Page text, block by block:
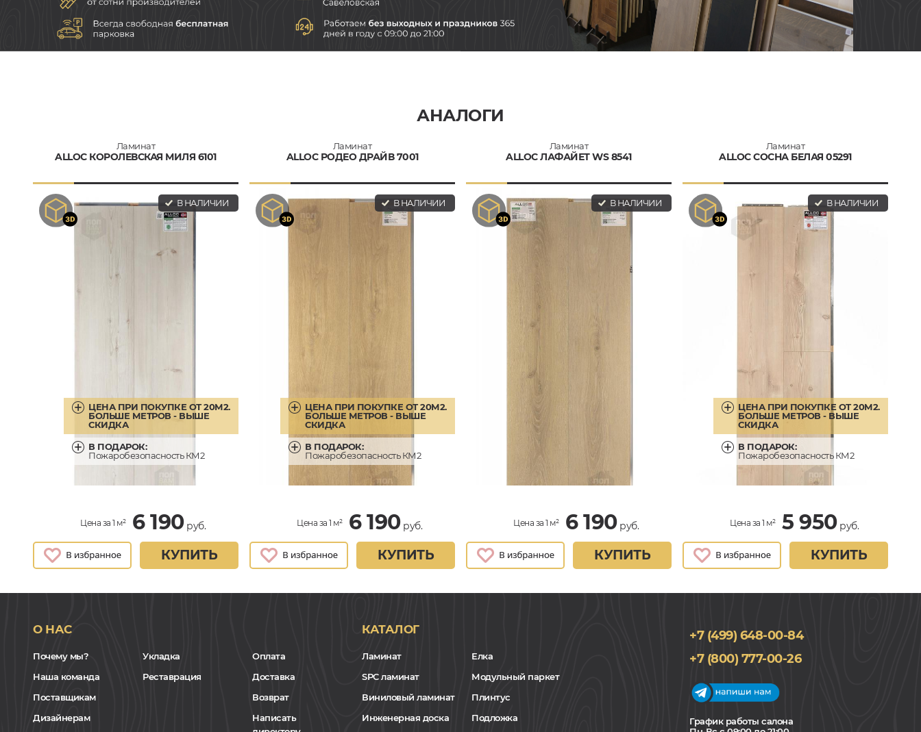
АНАЛОГИ
Ламинат
ALLOC КОРОЛЕВСКАЯ МИЛЯ 6101
В НАЛИЧИИ
ЦЕНА ПРИ ПОКУПКЕ ОТ 20М2.
БОЛЬШЕ МЕТРОВ - ВЫШЕ
СКИДКА
В ПОДАРОК:
Пожаробезопасность КМ2
Цена за 1 м² 6 190руб.
КУПИТЬ
Ламинат
ALLOC РОДЕО ДРАЙВ 7001
В НАЛИЧИИ
ЦЕНА ПРИ ПОКУПКЕ ОТ 20М2.
БОЛЬШЕ МЕТРОВ - ВЫШЕ
СКИДКА
В ПОДАРОК:
Пожаробезопасность КМ2
Цена за 1 м² 6 190руб.
КУПИТЬ
Ламинат
ALLOC ЛАФАЙЕТ WS 8541
В НАЛИЧИИ
Цена за 1 м² 6 190руб.
КУПИТЬ
Ламинат
ALLOC СОСНА БЕЛАЯ 05291
В НАЛИЧИИ
ЦЕНА ПРИ ПОКУПКЕ ОТ 20М2.
БОЛЬШЕ МЕТРОВ - ВЫШЕ
СКИДКА
В ПОДАРОК:
Пожаробезопасность КМ2
Цена за 1 м² 5 950руб.
КУПИТЬ
О НАС
Почему мы?
Наша команда
Поставщикам
Дизайнерам
Укладка
Реставрация
Оплата
Доставка
Возврат
Написать
КАТАЛОГ
Ламинат
SPC ламинат
Виниловый ламинат
Инженерная доска
Елка
Модульный паркет
Плинтус
Подложка
+7 (499) 648-00-84
+7 (800) 777-00-26
График работы салона